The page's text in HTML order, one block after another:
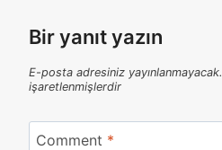
Bir yanıt yazın
E-posta adresiniz yayınlanmayacak.
işaretlenmişlerdir
Comment *